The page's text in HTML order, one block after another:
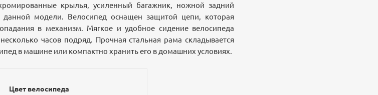
крылья, усиленный багажник, ножной задний
модели. Велосипед оснащен защитой цепи, которая
в механизм. Мягкое и удобное сидение велосипеда
часов подряд. Прочная стальная рама складывается
в машине или компактно хранить его в домашних условиях.
Цвет велосипеда